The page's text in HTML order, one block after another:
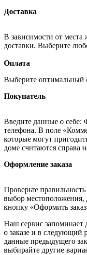
Доставка
В зависимости от места
доставки. Выберите
Оплата
Выберите оптимальный
Покупатель
Введите данные о себе:
телефона. В поле
которые могут
доме считаются справа
Оформление заказа
Проверьте
выбор
кнопку «Оформить
Наш сервис запоминает
о заказе и в следующий
данные предыдущего
выбирайте другие